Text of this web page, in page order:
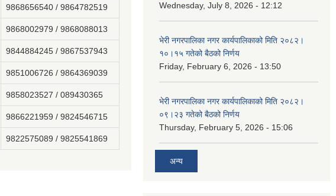
9868656540 / 9864782519
9868002979 / 9868088013
9844884245 / 9867537943
9851006726 / 9864369039
9858023527 / 089430365
9866221959 / 9824546715
9822575089 / 9825541869
Wednesday, July 8, 2026 - 12:12
भेरी नगरपालिका नगर कार्यपालिकाको मिति २०८२।
१०।१५ गतेको बैठको निर्णय
Friday, February 6, 2026 - 13:50
भेरी नगरपालिका नगर कार्यपालिकाको मिति २०८२।
०९।२३ गतेको बैठको निर्णय
Thursday, February 5, 2026 - 15:06
अन्य